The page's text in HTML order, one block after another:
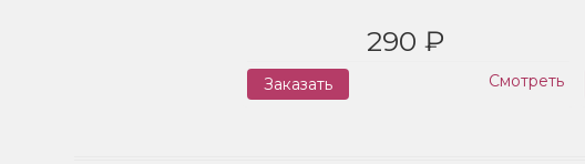
290 ₽
Заказать Смотреть